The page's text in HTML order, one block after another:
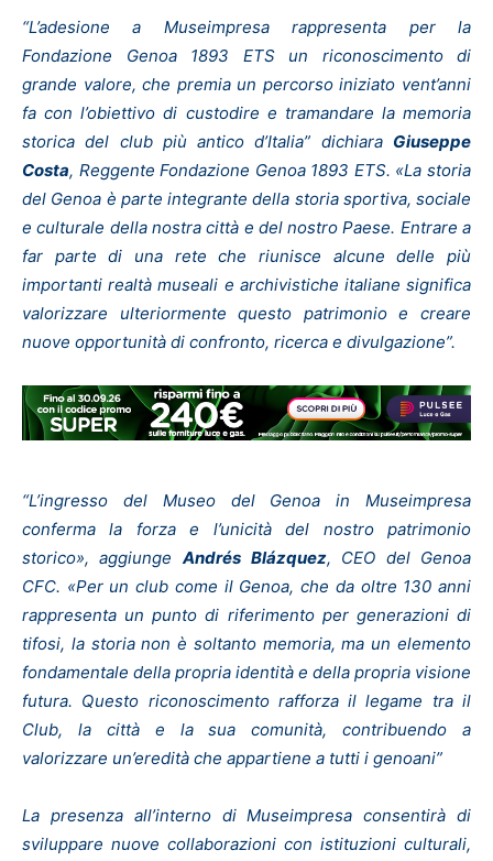
“L’adesione a Museimpresa rappresenta per la
Fondazione Genoa 1893 ETS un riconoscimento di
grande valore, che premia un percorso iniziato vent’anni
fa con l’obiettivo di custodire e tramandare la memoria
storica del club più antico d’Italia” dichiara Giuseppe
Costa, Reggente Fondazione Genoa 1893 ETS. «La storia
del Genoa è parte integrante della storia sportiva, sociale
e culturale della nostra città e del nostro Paese. Entrare a
far parte di una rete che riunisce alcune delle più
importanti realtà museali e archivistiche italiane significa
valorizzare ulteriormente questo patrimonio e creare
nuove opportunità di confronto, ricerca e divulgazione”.
“L’ingresso del Museo del Genoa in Museimpresa
conferma la forza e l’unicità del nostro patrimonio
storico», aggiungeAndrés Blázquez, CEO del Genoa
CFC. «Per un club come il Genoa, che da oltre 130 anni
rappresenta un punto di riferimento per generazioni di
tifosi, la storia non è soltanto memoria, ma un elemento
fondamentale della propria identità e della propria visione
futura. Questo riconoscimento rafforza il legame tra il
Club, la città e la sua comunità, contribuendo a
valorizzare un’eredità che appartiene a tutti i genoani”
La presenza all’interno di Museimpresa consentirà di
sviluppare nuove collaborazioni con istituzioni culturali,